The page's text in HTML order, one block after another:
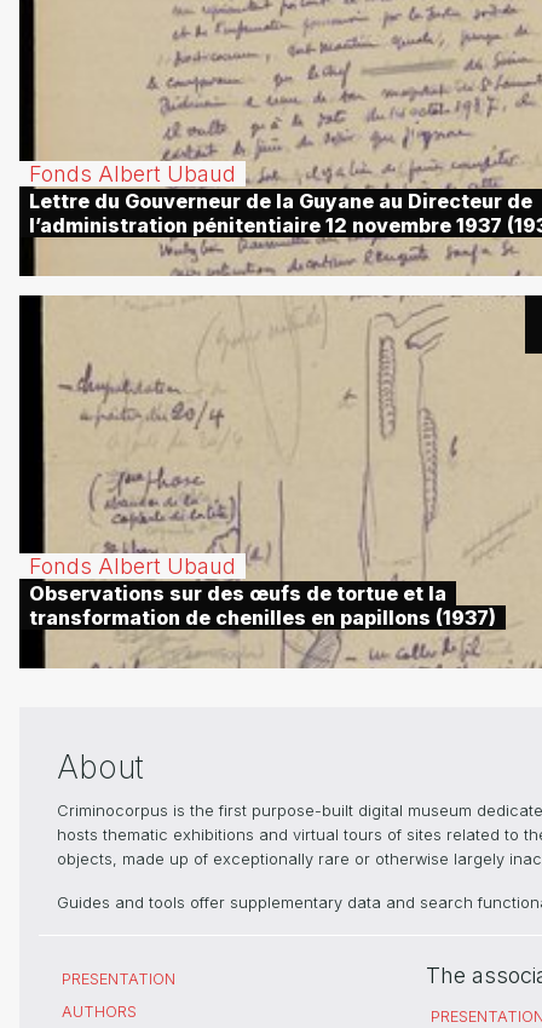
Fonds Albert Ubaud
Lettre du Gouverneur de la Guyane au Directeur de
l’administration pénitentiaire 12 novembre 1937
Fonds Albert Ubaud
Observations sur des œufs de tortue et la
transformation de chenilles en papillons (1937)
About
Criminocorpus is the first purpose-built digital museum
hosts thematic exhibitions and virtual tours of sites related to
objects, made up of exceptionally rare or otherwise largely
Guides and tools offer supplementary data and search
PRESENTATION
AUTHORS
The